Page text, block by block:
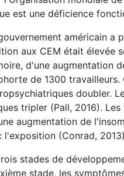
est une déficience
américain
aux CEM était élevée
d'une augmentation
de 1300
doubler.
tripler (Pall, 2016).
augmentation de
(Conrad,
stades de
stade, les